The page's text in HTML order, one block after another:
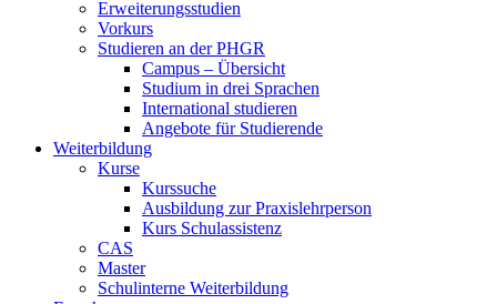
Erweiterungsstudien
Vorkurs
Studieren an der PHGR
Campus – Übersicht
Studium in drei Sprachen
International studieren
Angebote für Studierende
Weiterbildung
Kurse
Kurssuche
Ausbildung zur Praxislehrperson
Kurs Schulassistenz
CAS
Master
Schulinterne Weiterbildung